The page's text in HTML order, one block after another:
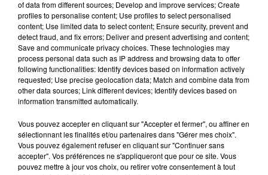
8h28
8h28 8h23
8h23 8h20
8h20
of data from different sources; Develop and improve services; Create
profiles to personalise content; Use profiles to select personalised
content; Use limited data to select content; Ensure security, prevent and
detect fraud, and fix errors; Deliver and present advertising and content;
Save and communicate privacy choices. These technologies may
process personal data such as IP address and browsing data to offer
following functionalities: Identify devices based on information actively
requested; Use precise geolocation data; Match and combine data from
other data sources; Link different devices; Identify devices based on
information transmitted automatically.
Vous pouvez accepter en cliquant sur "Accepter et fermer", ou affiner en
sélectionnant les finalités et/ou partenaires dans "Gérer mes choix".
Vous pouvez également refuser en cliquant sur "Continuer sans
accepter". Vos préférences ne s'appliqueront que pour ce site. Vous
pouvez mettre à jour vos choix, ou retirer votre consentement à tout